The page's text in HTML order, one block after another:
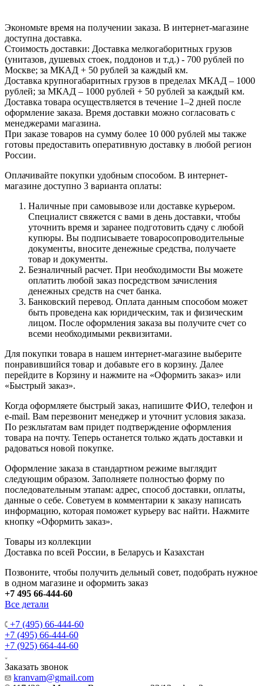
Экономьте время на получении заказа. В интернет-магазине
доступна доставка.
Стоимость доставки: Доставка мелкогаборитных грузов
(унитазов, душевых стоек, поддонов и т.д.) - 700 рублей по
Москве; за МКАД + 50 рублей за каждый км.
Доставка крупногабаритных грузов в пределах МКАД – 1000
рублей; за МКАД – 1000 рублей + 50 рублей за каждый км.
Доставка товара осуществляется в течение 1–2 дней после
оформление заказа. Время доставки можно согласовать с
менеджерами магазина.
При заказе товаров на сумму более 10 000 рублей мы также
готовы предоставить оперативную доставку в любой регион
России.
Оплачивайте покупки удобным способом. В интернет-
магазине доступно 3 варианта оплаты:
Наличные при самовывозе или доставке курьером.
Специалист свяжется с вами в день доставки, чтобы
уточнить время и заранее подготовить сдачу с любой
купюры. Вы подписываете товаросопроводительные
документы, вносите денежные средства, получаете
товар и документы.
Безналичный расчет. При необходимости Вы можете
оплатить любой заказ посредством зачисления
денежных средств на счет банка.
Банковский перевод. Оплата данным способом может
быть проведена как юридическим, так и физическим
лицом. После оформления заказа вы получите счет со
всеми необходимыми реквизитами.
Для покупки товара в нашем интернет-магазине выберите
понравившийся товар и добавьте его в корзину. Далее
перейдите в Корзину и нажмите на «Оформить заказ» или
«Быстрый заказ».
Когда оформляете быстрый заказ, напишите ФИО, телефон и
e-mail. Вам перезвонит менеджер и уточнит условия заказа.
По резкльтатам вам придет подтверждение оформления
товара на почту. Теперь останется только ждать доставки и
радоваться новой покупке.
Оформление заказа в стандартном режиме выглядит
следующим образом. Заполняете полностью форму по
последовательным этапам: адрес, способ доставки, оплаты,
данные о себе. Советуем в комментарии к заказу написать
информацию, которая поможет курьеру вас найти. Нажмите
кнопку «Оформить заказ».
Товары из коллекции
Доставка по всей России, в Беларусь и Казахстан
Позвоните, чтобы получить дельный совет, подобрать нужное
в одном магазине и оформить заказ
+7 495 66-444-60
Все детали
+7 (495) 66-444-60
+7 (495) 66-444-60
+7 (925) 664-44-60
Заказать звонок
kranvam@gmail.com